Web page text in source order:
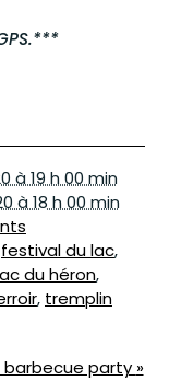
à 19 h 00 min
à 18 h 00 min
festival du lac,
du héron,
, tremplin
barbecue party »